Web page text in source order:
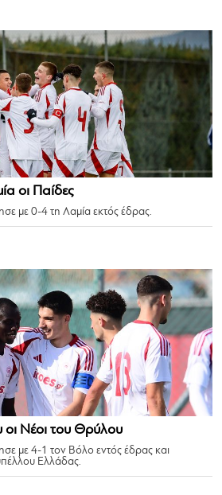
οι Παίδες
με 0-4 τη Λαμία εκτός έδρας.
οι Νέοι του Θρύλου
με 4-1 τον Βόλο εντός έδρας και
Ελλάδας.